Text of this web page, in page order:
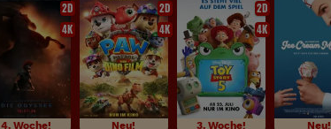
2D
4K
4. Woche!
2D
4K
Neu!
2D
4K
3. Woche! Neu!